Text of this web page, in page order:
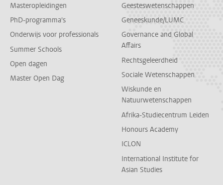
Masteropleidingen
PhD-programma's
Onderwijs voor professionals
Summer Schools
Open dagen
Master Open Dag
Geesteswetenschappen
Geneeskunde/LUMC
Governance and Global
Affairs
Rechtsgeleerdheid
Sociale Wetenschappen
Wiskunde en
Natuurwetenschappen
Afrika-Studiecentrum Leiden
Honours Academy
ICLON
International Institute for
Asian Studies